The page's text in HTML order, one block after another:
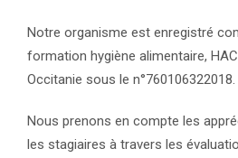
Notre organisme est enregistré
formation hygiène alimentaire,
Occitanie sous le n°760106322018.
Nous prenons en compte les
les stagiaires à travers les